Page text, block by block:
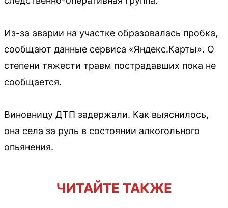
Из-за аварии на участке образовалась пробка,
сообщают данные сервиса «Яндекс.Карты». О
степени тяжести травм пострадавших пока не
сообщается.
Виновницу ДТП задержали. Как выяснилось,
она села за руль в состоянии алкогольного
опьянения.
ЧИТАЙТЕ ТАКЖЕ